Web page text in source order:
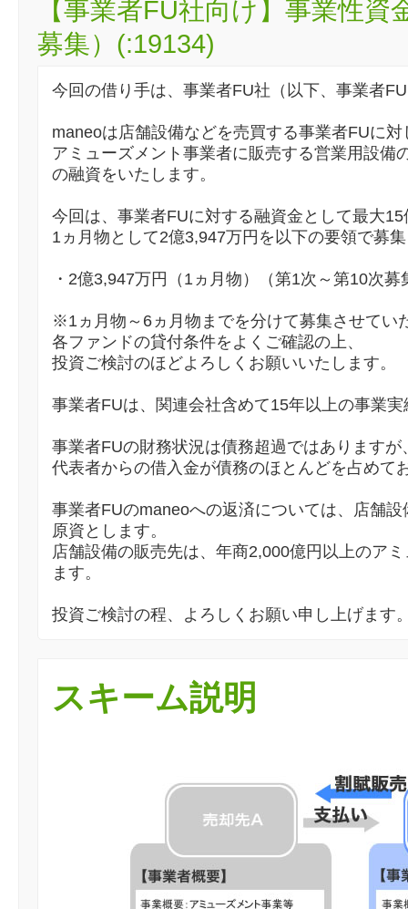
【事業者FU社向け】事業性
募集）(:19134)
今回の借り手は、事業者FU社（以下、事業者
maneoは店舗設備などを売買する事業者FUに対
アミューズメント事業者に販売する営業用設備
の融資をいたします。
今回は、事業者FUに対する融資金として最大
1ヵ月物として2億3,947万円を以下の要領で募
・2億3,947万円（1ヵ月物）（第1次～第10次募
※1ヵ月物～6ヵ月物までを分けて募集させてい
各ファンドの貸付条件をよくご確認の上、
投資ご検討のほどよろしくお願いいたします。
事業者FUは、関連会社含めて15年以上の事業
事業者FUの財務状況は債務超過ではありますが
代表者からの借入金が債務のほとんどを占めて
事業者FUのmaneoへの返済については、店舗
原資とします。
店舗設備の販売先は、年商2,000億円以上のア
ます。
投資ご検討の程、よろしくお願い申し上げます
スキーム説明